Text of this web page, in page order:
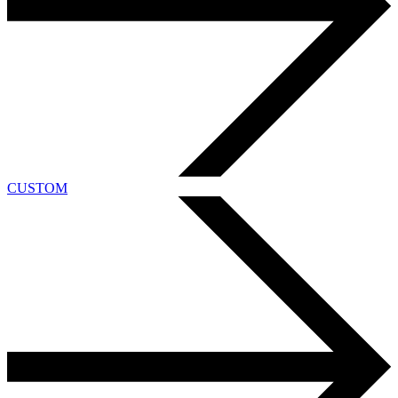
CUSTOM